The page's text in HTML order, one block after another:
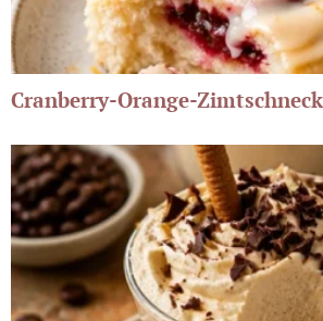
Cranberry-Orange-